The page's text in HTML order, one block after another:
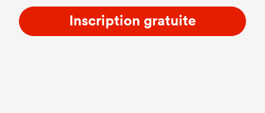
Inscription gratuite